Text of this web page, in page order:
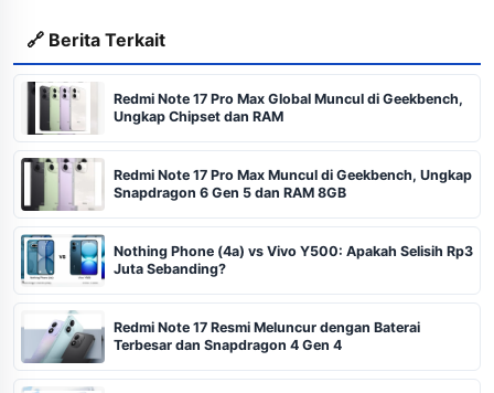
🔗 Berita Terkait
Redmi Note 17 Pro Max Global Muncul di Geekbench,
Ungkap Chipset dan RAM
Redmi Note 17 Pro Max Muncul di Geekbench, Ungkap
Snapdragon 6 Gen 5 dan RAM 8GB
Nothing Phone (4a) vs Vivo Y500: Apakah Selisih Rp3
Juta Sebanding?
Redmi Note 17 Resmi Meluncur dengan Baterai
Terbesar dan Snapdragon 4 Gen 4